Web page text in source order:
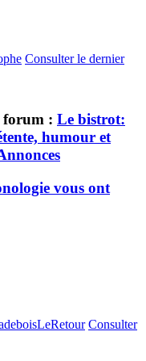
Consulter le dernier
forum : Le bistrot:
humour et
vous ont
Consulter